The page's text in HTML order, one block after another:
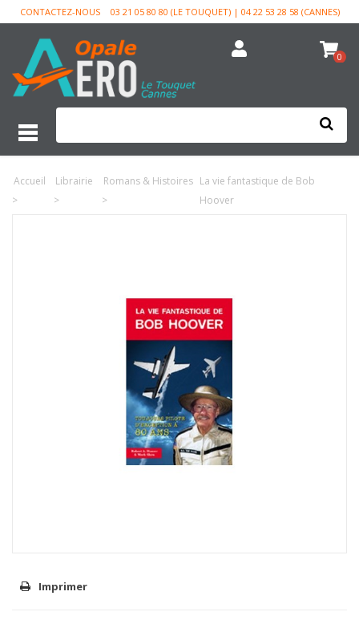
CONTACTEZ-NOUS 03 21 05 80 80 (LE TOUQUET) | 04 22 53 28 58 (CANNES)
0
Accueil
>
Librairie
>
Romans & Histoires
>
La vie fantastique de Bob
Hoover
Imprimer